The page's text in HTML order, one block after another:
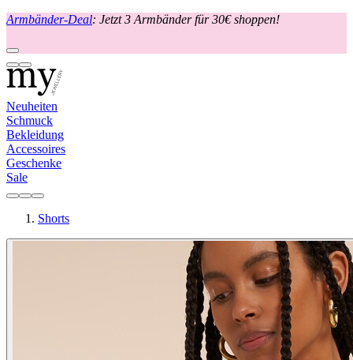
Armbänder-Deal: Jetzt 3 Armbänder für 30€ shoppen!
Neuheiten
Schmuck
Bekleidung
Accessoires
Geschenke
Sale
Shorts